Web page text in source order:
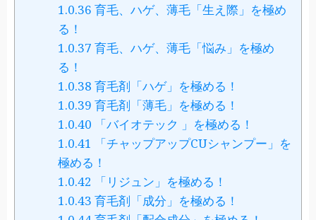
1.0.36 育毛、ハゲ、薄毛「生え際」を極め
る！
1.0.37 育毛、ハゲ、薄毛「悩み」を極め
る！
1.0.38 育毛剤「ハゲ」を極める！
1.0.39 育毛剤「薄毛」を極める！
1.0.40 「バイオテック 」を極める！
1.0.41 「チャップアップCUシャンプー」を
極める！
1.0.42 「リジュン」を極める！
1.0.43 育毛剤「成分」を極める！